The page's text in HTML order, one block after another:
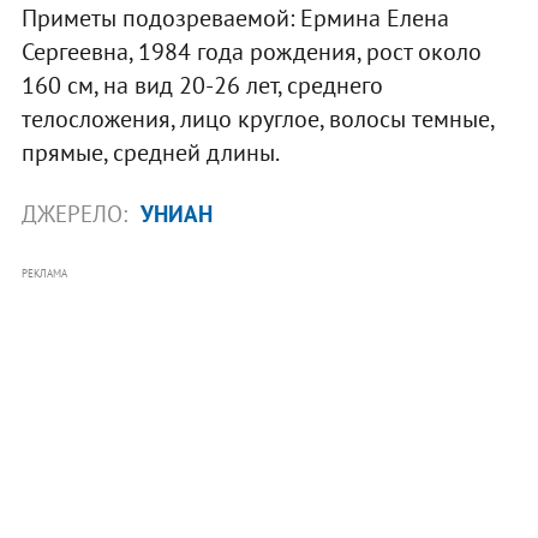
Приметы подозреваемой: Ермина Елена
Сергеевна, 1984 года рождения, рост около
160 см, на вид 20-26 лет, среднего
телосложения, лицо круглое, волосы темные,
прямые, средней длины.
ДЖЕРЕЛО: УНИАН
РЕКЛАМА